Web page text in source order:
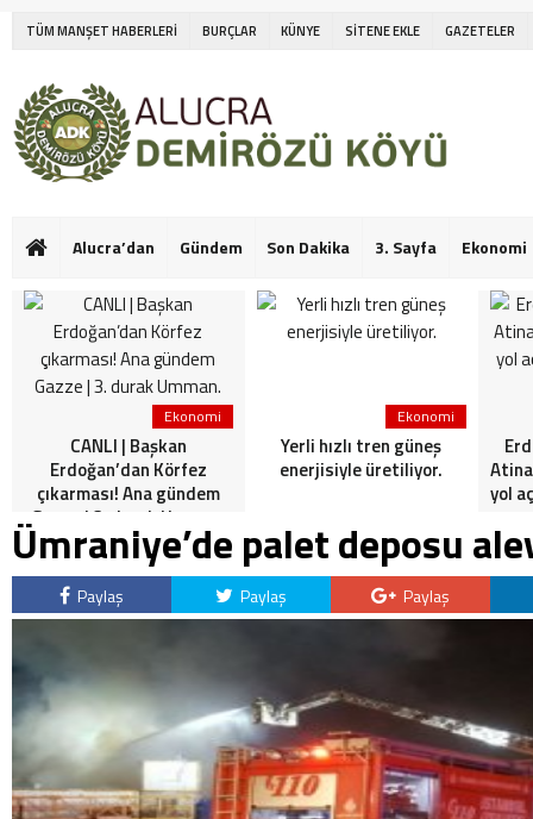
TÜM MANŞET HABERLERİ BURÇLAR KÜNYE SİTENE EKLE GAZETELER
Alucra’dan Gündem Son Dakika 3. Sayfa Ekonomi
Ekonomi
CANLI | Başkan
Erdoğan’dan Körfez
çıkarması! Ana gündem
Gazze | 3. durak Umman.
Ekonomi
Yerli hızlı tren güneş
enerjisiyle üretiliyor.
yol
Ümraniye’de palet deposu
Paylaş Paylaş Paylaş